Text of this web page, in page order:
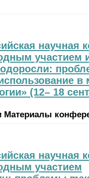
научная
участием
в
(12– 18
Материалы
научная
участием